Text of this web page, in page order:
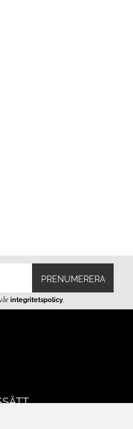
PRENUMERERA
integritetspolicy.